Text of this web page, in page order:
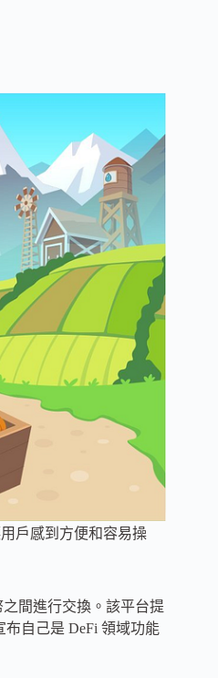
戶感到方便和容易操
之間進行交換。該平台提
布自己是 DeFi 領域功能